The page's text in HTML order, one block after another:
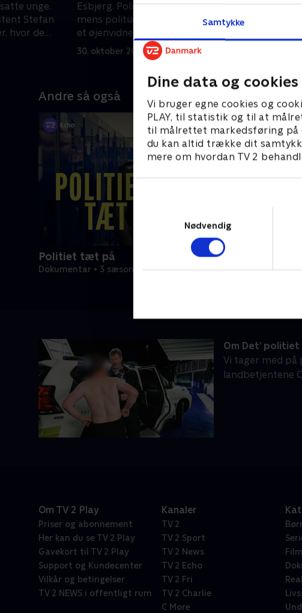
Samtykke
Dine data og cookies
Vi bruger egne cookies og
PLAY, til statistik og til at
til målrettet markedsføring på
du kan altid trække dit
mere om hvordan TV 2
Nødvendig
unge.
Stefan
hvor de
Esbjerg. Politiet er talstærkt til stede,
mens politiassistent Stefan opsøger
et øjenvidne.
30. oktober 2023 • 10 min
Andre så også
Politiet tæt på
Dokumentar • 3 sæsoner
Om Det’ politiet
Vi tager med på
landbetjentene
Om TV 2 Play
Priser og abonnement
Her kan du se TV 2 Play
Gavekort til TV 2 Play
Support og Kundecenter
Vilkår og betingelser
TV 2 NEWS i offentligt rum
Kanaler
TV 2
TV 2 Sport
TV 2 News
TV 2 Echo
TV 2 Fri
TV 2 Charlie
C More
Film